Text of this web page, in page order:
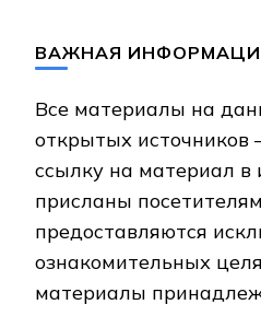
ВАЖНАЯ
Все материалы на
открытых
ссылку на материал в
присланы
предоставляются
ознакомительных
материалы